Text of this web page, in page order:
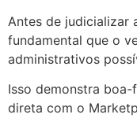
Antes de judicializar
fundamental que o
administrativos
Isso demonstra boa-
direta com o